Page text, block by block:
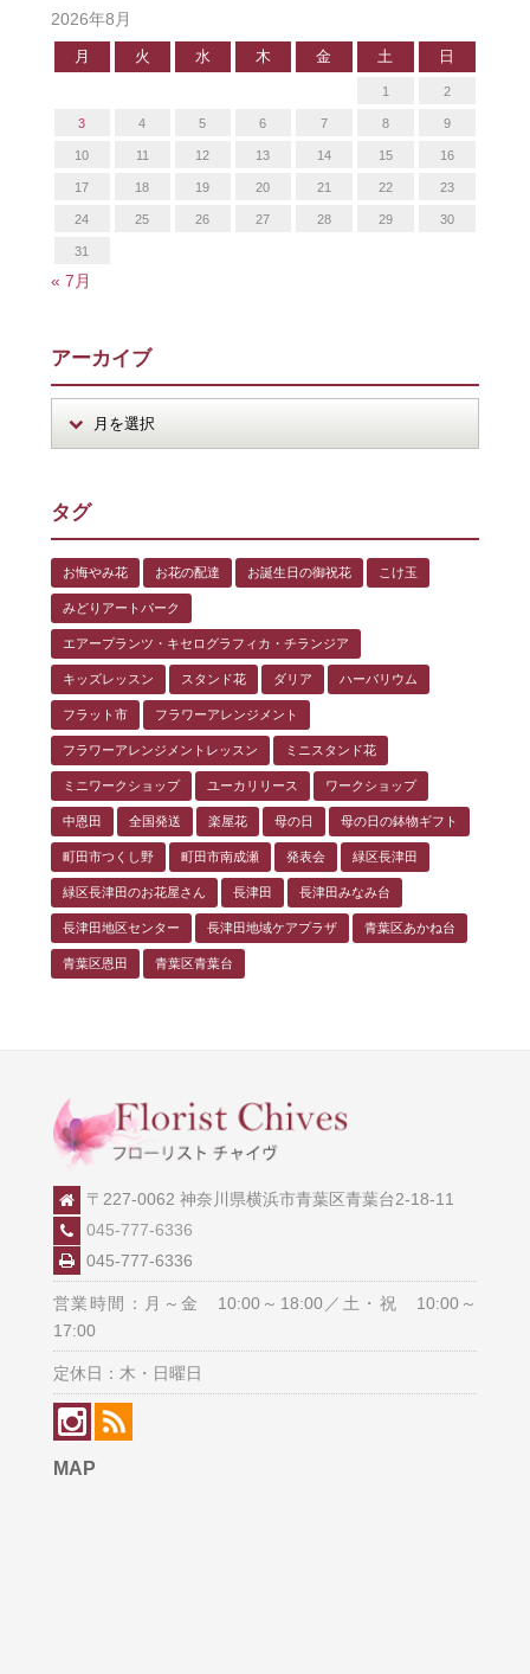
2026年8月
月 火 水 木 金 土 日
1 2
3 4 5 6 7 8 9
10 11 12 13 14 15 16
17 18 19 20 21 22 23
24 25 26 27 28 29 30
31
« 7月
アーカイブ
タグ
お悔やみ花 お花の配達 お誕生日の御祝花 こけ玉
みどりアートパーク
エアープランツ・キセログラフィカ・チランジア
キッズレッスン スタンド花 ダリア ハーバリウム
フラット市 フラワーアレンジメント
フラワーアレンジメントレッスン ミニスタンド花
ミニワークショップ ユーカリリース ワークショップ
中恩田 全国発送 楽屋花 母の日 母の日の鉢物ギフト
町田市つくし野 町田市南成瀬 発表会 緑区長津田
緑区長津田のお花屋さん 長津田 長津田みなみ台
長津田地区センター 長津田地域ケアプラザ 青葉区あかね台
青葉区恩田 青葉区青葉台
〒227-0062 神奈川県横浜市青葉区青葉台2-18-11
045-777-6336
045-777-6336
営業時間：月～金 10:00～18:00／土・祝 10:00～
17:00
定休日：木・日曜日
MAP